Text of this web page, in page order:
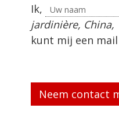
Ik,
jardinière, China,
kunt mij een